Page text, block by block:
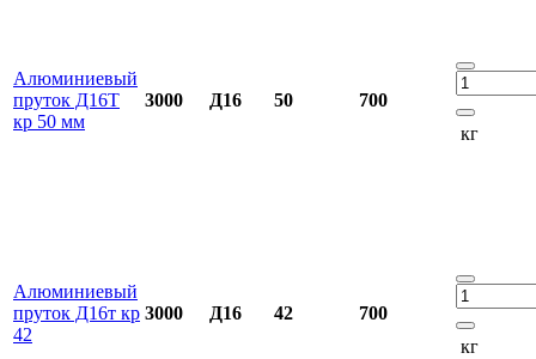
Алюминиевый
пруток Д16Т
кр 50 мм
3000 Д16 50
700
кг
Алюминиевый
пруток Д16т кр
42
3000 Д16 42
700
кг